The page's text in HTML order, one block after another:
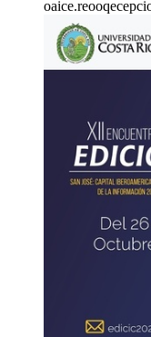
oaice.reooq